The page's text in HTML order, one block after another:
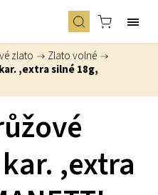
zlato / Zlato volné /
,extra silné 18g,
,extra